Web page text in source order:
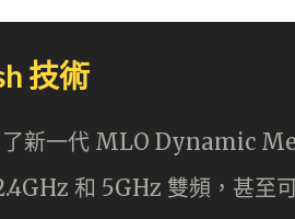
技術
新一代 MLO Dynamic
和 5GHz 雙頻，甚至